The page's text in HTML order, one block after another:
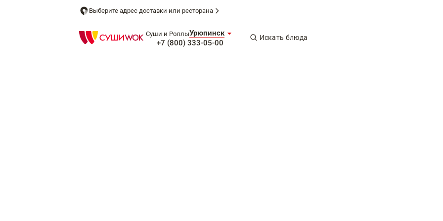
Выберите адрес доставки или ресторана
Суши и РоллыУрюпинск
+7 (800) 333-05-00
Искать блюда